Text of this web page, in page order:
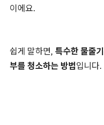
이에요.
쉽게 말하면, 특수한 물줄
부를 청소하는 방법입니다.